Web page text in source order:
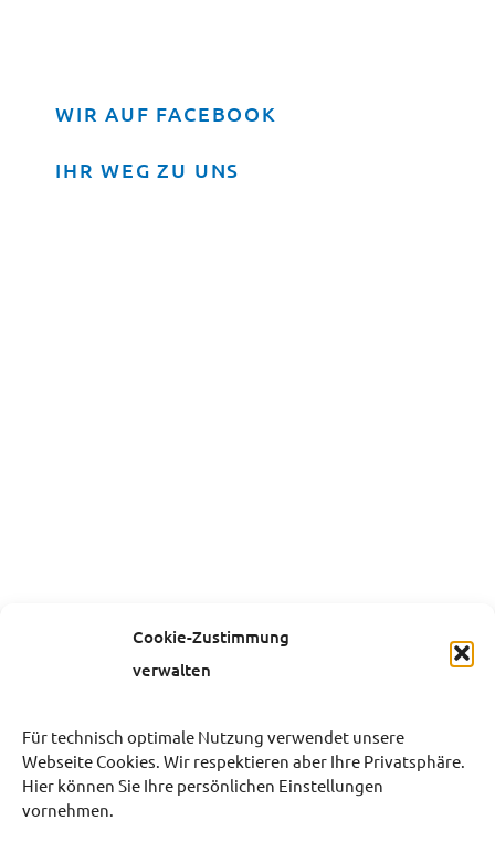
Cookie-Zustimmung
verwalten
Für technisch optimale Nutzung verwendet unsere
Webseite Cookies. Wir respektieren aber Ihre Privatsphäre.
Hier können Sie Ihre persönlichen Einstellungen
vornehmen.
WIR AUF FACEBOOK
IHR WEG ZU UNS